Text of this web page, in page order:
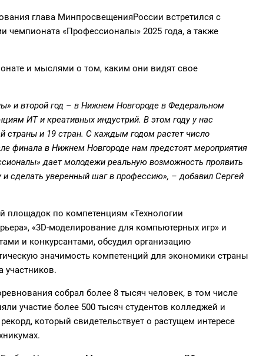
глава МинпросвещенияРоссии встретился с
чемпионата «Профессионалы» 2025 года, а также
и мыслями о том, каким они видят свое
и второй год – в Нижнем Новгороде в Федеральном
ИТ и креативных индустрий. В этом году у нас
страны и 19 стран. С каждым годом растет число
финала в Нижнем Новгороде нам предстоят мероприятия
дает молодежи реальную возможность проявить
сделать уверенный шаг в профессию», – добавил Сергей
площадок по компетенциям «Технологии
«3D-моделирование для компьютерных игр» и
и конкурсантами, обсудил организацию
значимость компетенций для экономики страны
участников.
собрал более 8 тысяч человек, в том числе
участие более 500 тысяч студентов колледжей и
который свидетельствует о растущем интересе